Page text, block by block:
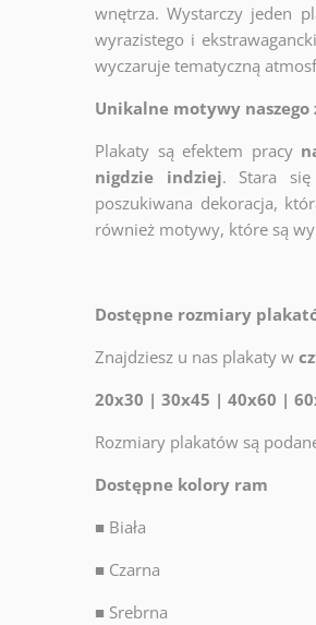
wnętrza. Wystarczy jeden
wyrazistego i
wyczaruje tematyczną
Unikalne motywy naszego
Plakaty są efektem pracy
nigdzie indziej. Stara się
poszukiwana dekoracja,
również motywy, które są
Dostępne rozmiary
Znajdziesz u nas plakaty w
20x30 | 30x45 | 40x60 |
Rozmiary plakatów są
Dostępne kolory ram
■ Biała
■ Czarna
■ Srebrna